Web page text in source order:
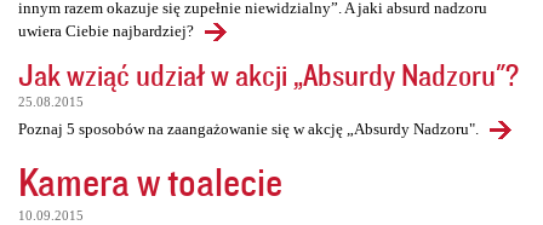
innym razem okazuje się zupełnie niewidzialny”. A jaki absurd nadzoru
uwiera Ciebie najbardziej?
Jak wziąć udział w akcji „Absurdy Nadzoru"?
25.08.2015
Poznaj 5 sposobów na zaangażowanie się w akcję „Absurdy Nadzoru".
Kamera w toalecie
10.09.2015